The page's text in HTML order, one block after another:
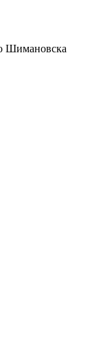
Шимановска